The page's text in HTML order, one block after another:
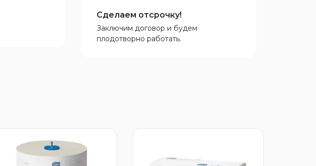
Сделаем отсрочку!
Заключим договор и будем
плодотворно работать.